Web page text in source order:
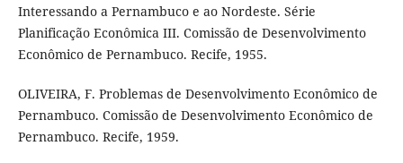
Interessando a Pernambuco e ao Nordeste. Série
Planificação Econômica III. Comissão de Desenvolvimento
Econômico de Pernambuco. Recife, 1955.
OLIVEIRA, F. Problemas de Desenvolvimento Econômico de
Pernambuco. Comissão de Desenvolvimento Econômico de
Pernambuco. Recife, 1959.